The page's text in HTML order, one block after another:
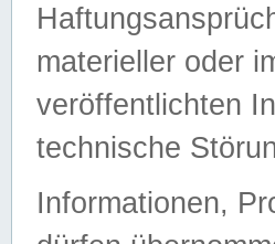
materieller oder
veröffentlichten
technische
Informationen,